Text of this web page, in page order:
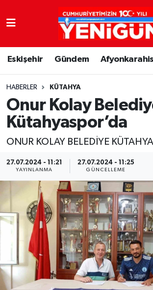
Eskişehir Gündem
HABERLER KÜTAHYA
Onur Kolay
Kütahyaspor’da
ONUR KOLAY BELEDİYE
27.07.2024 - 11:21
YAYINLANMA
27.07.2024 - 11:25
GÜNCELLEME
Nöbetçi Eczaneler
Hava Durumu
Trafik Durumu
Süper Lig Puan Durumu ve
Tüm Manşetler
Son Dakika Haberleri
Haber Arşivi